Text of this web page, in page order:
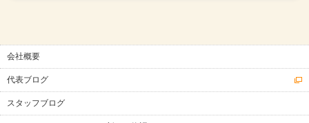
会社概要
代表ブログ
スタッフブログ